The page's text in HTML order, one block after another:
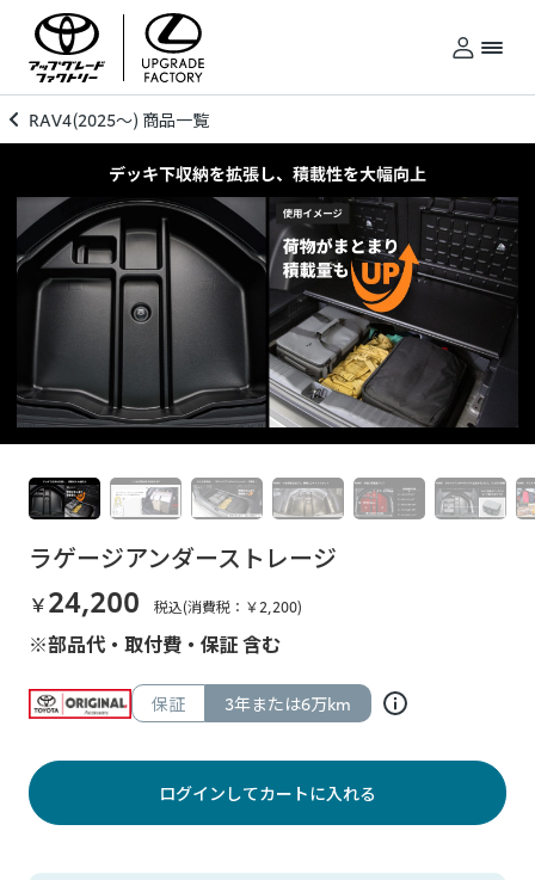
RAV4(2025～) 商品一覧
ラゲージアンダーストレージ
￥24,200 税込(消費税：￥2,200)
※部品代・取付費・保証 含む
保証 3年または6万km
ログインしてカートに入れる